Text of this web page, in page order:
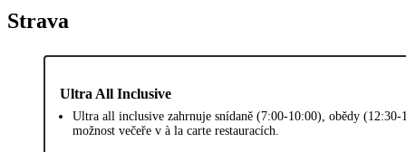
Strava
Ultra All Inclusive
Ultra all inclusive zahrnuje snídaně (7:00-10:00), obědy
možnost večeře v à la carte restauracích.